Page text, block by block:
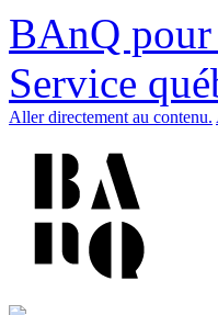
BAnQ
Service
Aller directement au contenu.